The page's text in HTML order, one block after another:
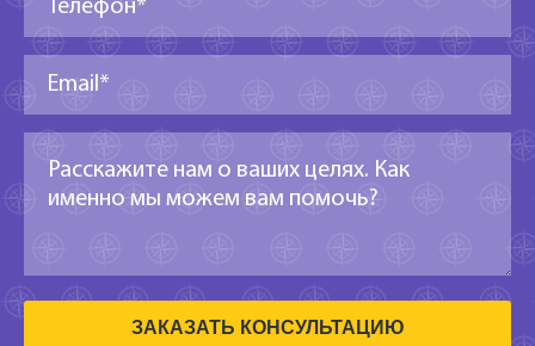
ЗАКАЗАТЬ КОНСУЛЬТАЦИЮ